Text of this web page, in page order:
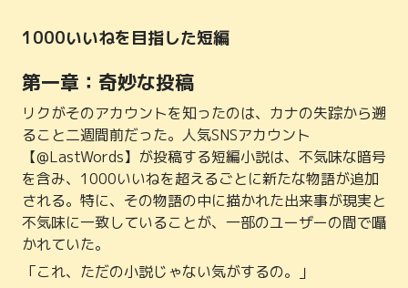
1000いいねを目指した短編
第一章：奇妙な投稿
リクがそのアカウントを知ったのは、カナの失踪から遡
ること二週間前だった。人気SNSアカウント
【@LastWords】が投稿する短編小説は、不気味な暗号
を含み、1000いいねを超えるごとに新たな物語が追加
される。特に、その物語の中に描かれた出来事が現実と
不気味に一致していることが、一部のユーザーの間で囁
かれていた。
「これ、ただの小説じゃない気がするの。」